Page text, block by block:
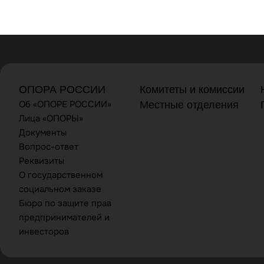
ОПОРА РОССИИ
Об «ОПОРЕ РОССИИ»
Лица «ОПОРЫ»
Документы
Вопрос-ответ
Реквизиты
О государственном
социальном заказе
Бюро по защите прав
предпринимателей и
инвесторов
Комитеты и комиссии
Местные отделения